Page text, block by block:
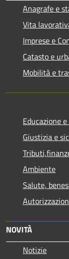
Anagrafe e
Vita
Imprese e
Catasto e
Mobilità e
Educazione
Giustizia e
Ambiente
Salute,
NOVITÀ
Notizie